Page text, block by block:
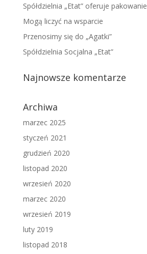
Spółdzielnia „Etat” oferuje pakowanie
Mogą liczyć na wsparcie
Przenosimy się do „Agatki”
Spółdzielnia Socjalna „Etat”
Najnowsze komentarze
Archiwa
marzec 2025
styczeń 2021
grudzień 2020
listopad 2020
wrzesień 2020
marzec 2020
wrzesień 2019
luty 2019
listopad 2018